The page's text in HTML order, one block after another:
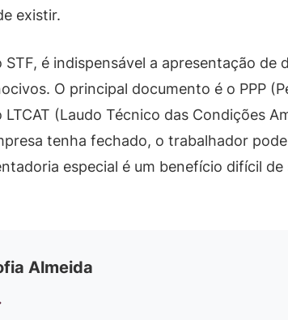
existir.
é indispensável a apresentação
O principal documento é o PPP
(Laudo Técnico das Condições
tenha fechado, o trabalhador
especial é um benefício difícil
Almeida